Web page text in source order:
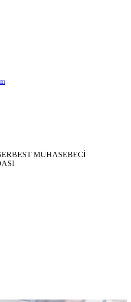
MUHASEBECİ